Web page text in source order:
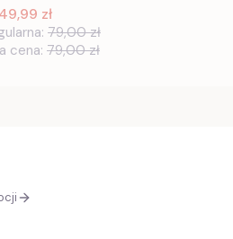
49,99 zł
79,00 zł
cena: 79,00 zł